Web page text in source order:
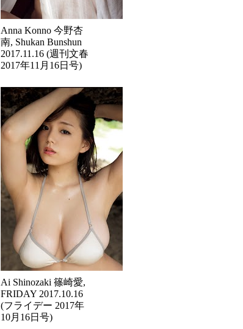
Anna Konno 今野杏
南, Shukan Bunshun
2017.11.16 (週刊文春
2017年11月16日号)
Ai Shinozaki 篠崎愛,
FRIDAY 2017.10.16
(フライデー 2017年
10月16日号)